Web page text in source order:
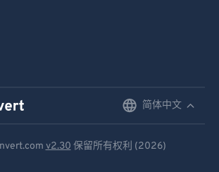
简体中文
v2.30 保留所有权利 (2026)